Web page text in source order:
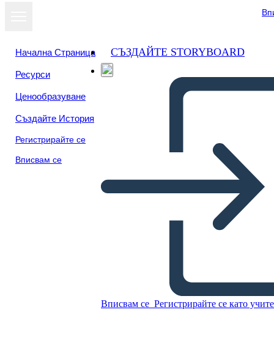
Начална Страница
Ресурси
Ценообразуване
Създайте История
Регистрирайте се
Вписвам се
СЪЗДАЙТЕ STORYBOARD
Вписвам се Регистрирайте се като
Mapa de Arañas de Eastern
Woodlands
Преглед като
слайдшоу